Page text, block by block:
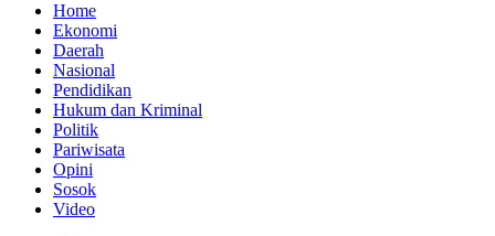
Home
Ekonomi
Daerah
Nasional
Pendidikan
Hukum dan Kriminal
Politik
Pariwisata
Opini
Sosok
Video